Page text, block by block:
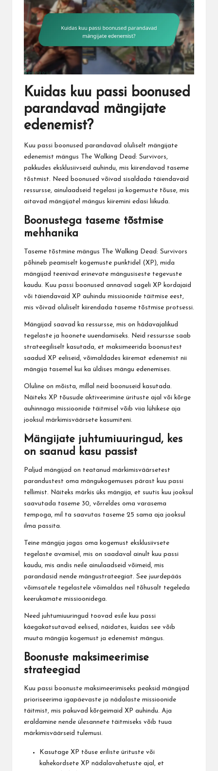
Kuidas kuu passi boonused
parandavad mängijate
edenemist?
Kuu passi boonused parandavad oluliselt mängijate
edenemist mängus The Walking Dead: Survivors,
pakkudes eksklusiivseid auhindu, mis kiirendavad taseme
tõstmist. Need boonused võivad sisaldada täiendavaid
ressursse, ainulaadseid tegelasi ja kogemuste tõuse, mis
aitavad mängijatel mängus kiiremini edasi liikuda.
Boonustega taseme tõstmise
mehhanika
Taseme tõstmine mängus The Walking Dead: Survivors
põhineb peamiselt kogemuste punktidel (XP), mida
mängijad teenivad erinevate mängusiseste tegevuste
kaudu. Kuu passi boonused annavad sageli XP kordajaid
või täiendavaid XP auhindu missioonide täitmise eest,
mis võivad oluliselt kiirendada taseme tõstmise protsessi.
Mängijad saavad ka ressursse, mis on hädavajalikud
tegelaste ja hoonete uuendamiseks. Neid ressursse saab
strateegiliselt kasutada, et maksimeerida boonustest
saadud XP eeliseid, võimaldades kiiremat edenemist nii
mängija tasemel kui ka üldises mängu edenemises.
Oluline on mõista, millal neid boonuseid kasutada.
Näiteks XP tõusude aktiveerimine ürituste ajal või kõrge
auhinnaga missioonide täitmisel võib viia lühikese aja
jooksul märkimisväärsete kasumiteni.
Mängijate juhtumiuuringud, kes
on saanud kasu passist
Paljud mängijad on teatanud märkimisväärsetest
parandustest oma mängukogemuses pärast kuu passi
tellimist. Näiteks märkis üks mängija, et suutis kuu jooksul
saavutada taseme 30, võrreldes oma varasema
tempoga, mil ta saavutas taseme 25 sama aja jooksul
ilma passita.
Teine mängija jagas oma kogemust eksklusiivsete
tegelaste avamisel, mis on saadaval ainult kuu passi
kaudu, mis andis neile ainulaadseid võimeid, mis
parandasid nende mängustrateegiat. See juurdepääs
võimsatele tegelastele võimaldas neil tõhusalt tegeleda
keerukamate missioonidega.
Need juhtumiuuringud toovad esile kuu passi
käegakatsutavad eelised, näidates, kuidas see võib
muuta mängija kogemust ja edenemist mängus.
Boonuste maksimeerimise
strateegiad
Kuu passi boonuste maksimeerimiseks peaksid mängijad
prioriseerima igapäevaste ja nädalaste missioonide
täitmist, mis pakuvad kõrgeimaid XP auhindu. Aja
eraldamine nende ülesannete täitmiseks võib tuua
märkimisväärseid tulemusi.
Kasutage XP tõuse eriliste ürituste või
kahekordsete XP nädalavahetuste ajal, et